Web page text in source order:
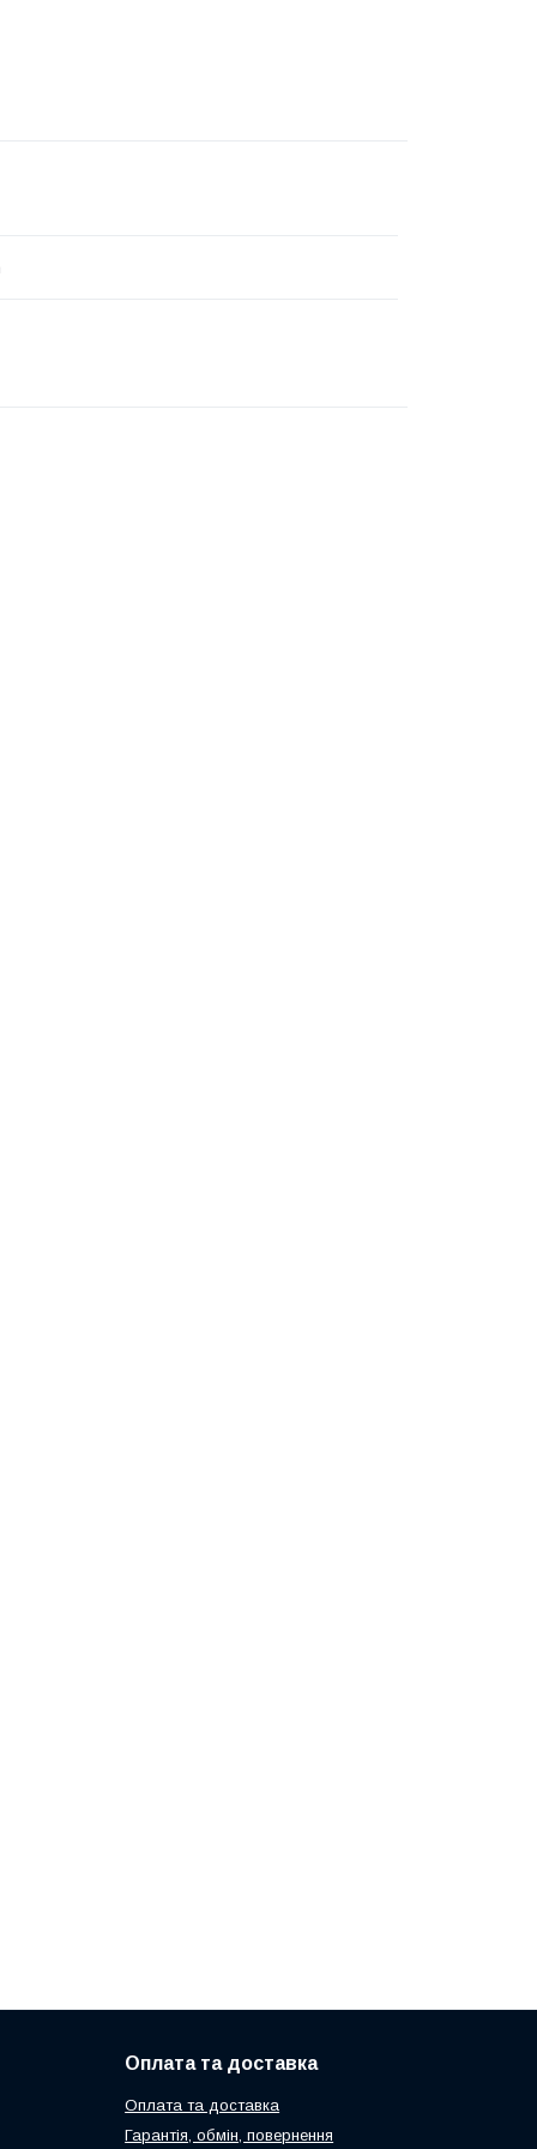
Оплата та доставка
Оплата та доставка
Гарантія, обмін, повернення